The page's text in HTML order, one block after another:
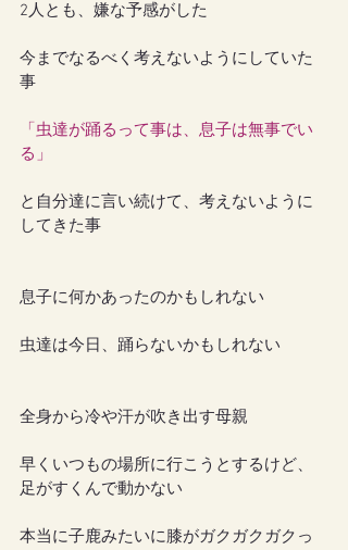
2人とも、嫌な予感がした
今までなるべく考えないようにしていた
事
「虫達が踊るって事は、息子は無事でい
る」
と自分達に言い続けて、考えないように
してきた事
息子に何かあったのかもしれない
虫達は今日、踊らないかもしれない
全身から冷や汗が吹き出す母親
早くいつもの場所に行こうとするけど、
足がすくんで動かない
本当に子鹿みたいに膝がガクガクガクっ